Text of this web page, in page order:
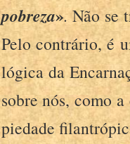
pobreza».Não se
Pelo contrário, é
lógica da
sobre nós, como
piedade